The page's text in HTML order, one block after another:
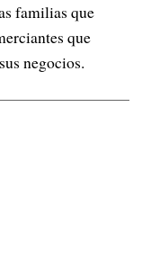
familias que
que
negocios.